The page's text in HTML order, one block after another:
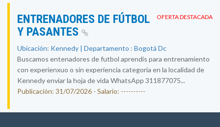
OFERTA DESTACADA
ENTRENADORES DE FÚTBOL
Y PASANTES
Ubicación: Kennedy | Departamento : Bogotá Dc
Buscamos entenadores de futbol aprendis para entrenamiento
con experienxuo o sin experiencia categoria en la localidad de
Kennedy enviar la hoja de vida WhatsApp 311877075...
Publicación: 31/07/2026 - Salario: ----------